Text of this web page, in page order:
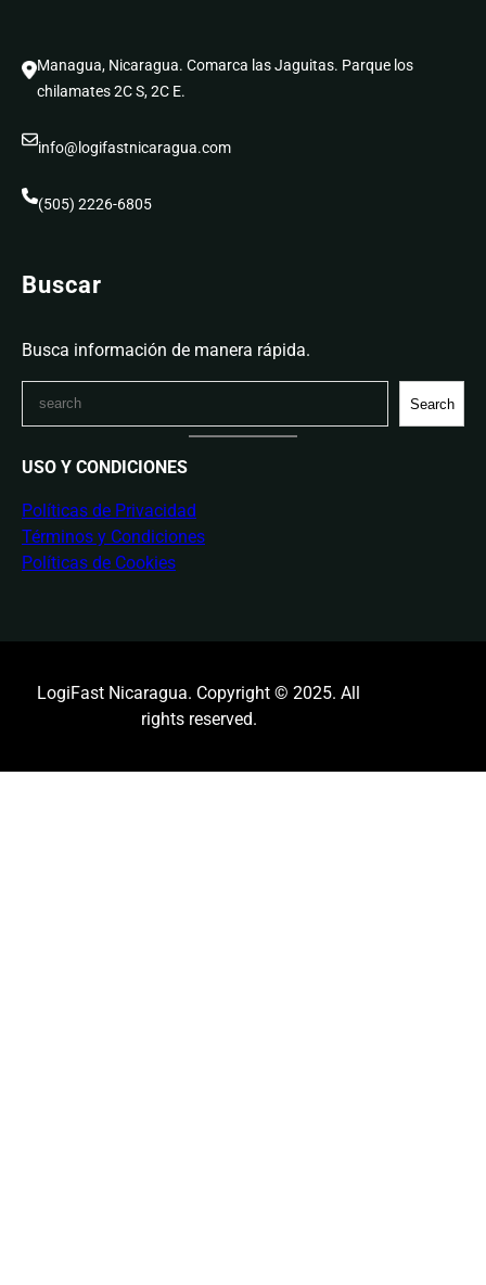
Managua, Nicaragua. Comarca las Jaguitas. Parque los
chilamates 2C S, 2C E.
info@logifastnicaragua.com
(505) 2226-6805
Buscar
Busca información de manera rápida.
r
h
Search
USO Y CONDICIONES
Políticas de Privacidad
Términos y Condiciones
Políticas de Cookies
LogiFast Nicaragua. Copyright © 2025. All
rights reserved.